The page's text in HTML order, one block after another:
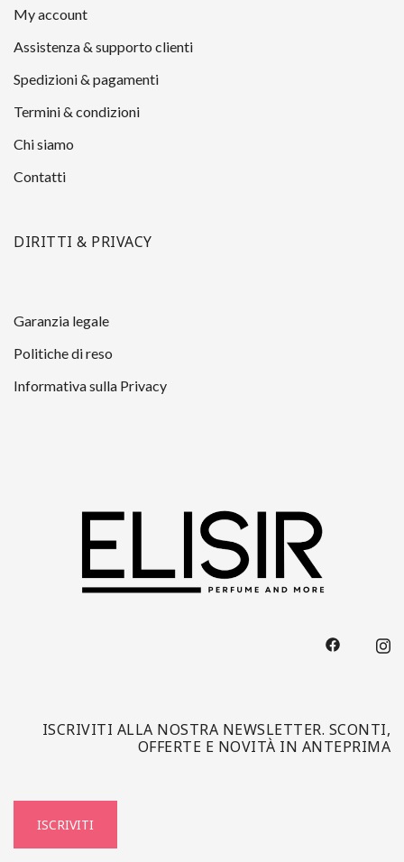
My account
Assistenza & supporto clienti
Spedizioni & pagamenti
Termini & condizioni
Chi siamo
Contatti
DIRITTI & PRIVACY
Garanzia legale
Politiche di reso
Informativa sulla Privacy
ISCRIVITI ALLA NOSTRA NEWSLETTER. SCONTI,
OFFERTE E NOVITÀ IN ANTEPRIMA
ISCRIVITI